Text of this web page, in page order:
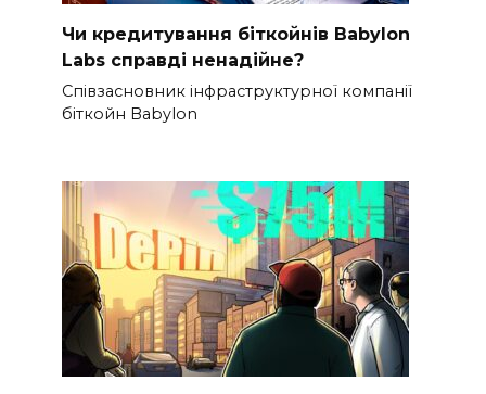
Чи кредитування біткойнів Babylon
Labs справді ненадійне?
Співзасновник інфраструктурної компанії
біткойн Babylon